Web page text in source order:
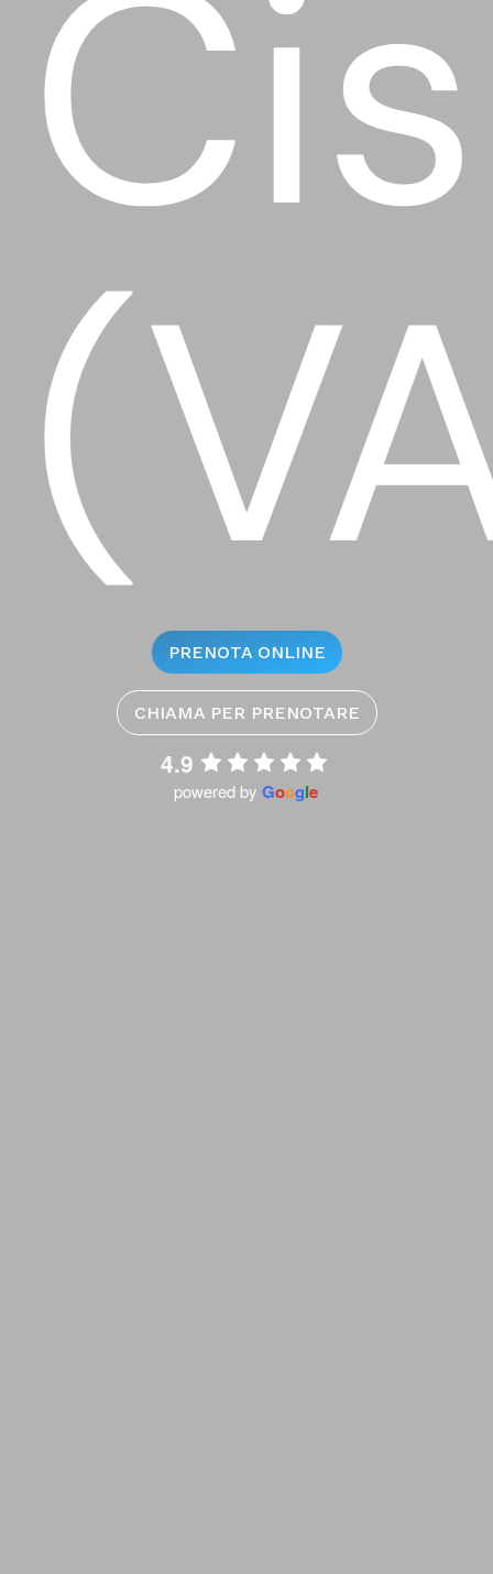
PRENOTA ONLINE
CHIAMA PER PRENOTARE
4.9
powered byGoogle